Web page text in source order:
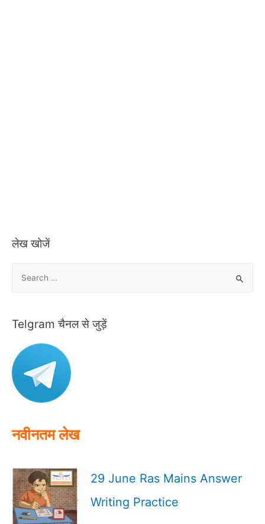
लेख खोजें
r
f
o
Telgram चैनल से जुड़ें
नवीनतम लेख
29 June Ras Mains Answer
Writing Practice